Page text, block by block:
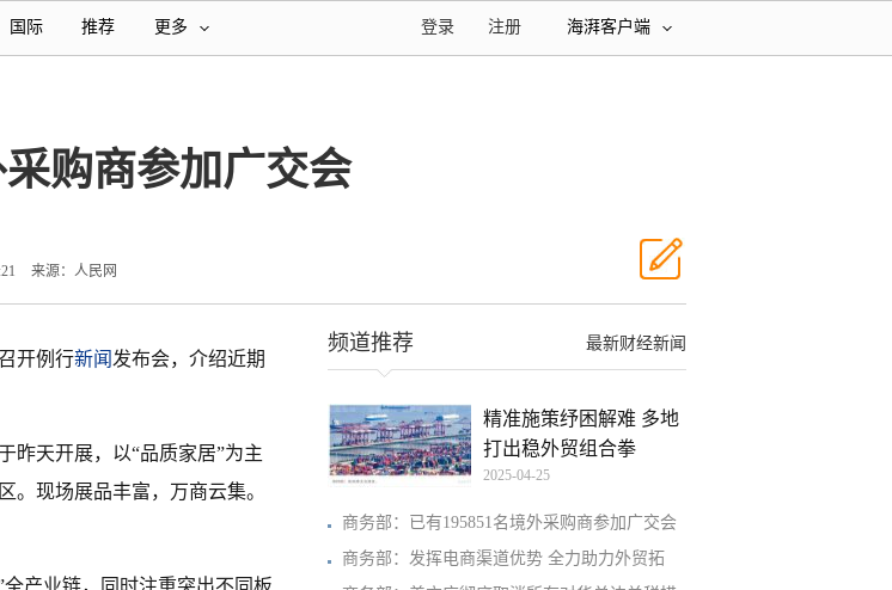
国际 推荐 更多 海湃客户端
注册
登录
购商参加广交会
来源：人民网
开例行新闻 发布会，介绍近期
昨天开展，以“品质家居”为主
。现场展品丰富，万商云集。
产业链，同时注重突出不同板
最新财经新闻
频道推荐
精准施策纾困解难 多地
打出稳外贸组合拳
2025-04-25
商务部：已有195851名境外采购商参加广交会
商务部：发挥电商渠道优势 全力助力外贸拓